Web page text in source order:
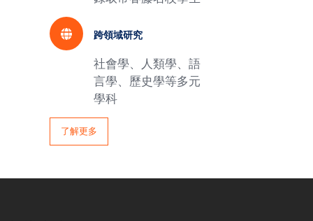
跨領域研究
社會學、人類學、語
言學、歷史學等多元
學科
了解更多